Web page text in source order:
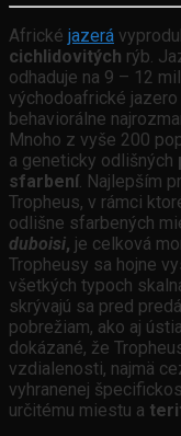
Africké jazerá
cichlidovitých rýb.
odhaduje na 9 – 12
východoafrické
behaviorálne
Mnoho z vyše 200
a geneticky odlišných
sfarbení. Najlepším
Tropheus, v rámci
odlišne sfarbených
duboisi, je celková
Tropheusy sa hojne
všetkých typoch
skrývajú sa pred
pobrežiam, ako aj
dokázané, že
vzdialenosti, najmä
vyhranenej
určitému miestu a